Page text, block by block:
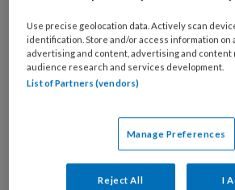
Al een account of
Wat
is
wachtwoord*
*
Use precise geolocation data. Actively scan
identification. Store and/or access information on
advertising and content, advertising and content
audience research and services development.
List of Partners (vendors)
Manage Preferences
Reject All I